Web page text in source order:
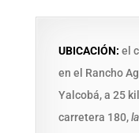
UBICACIÓN: el
en el Rancho
Yalcobá, a 25
carretera 180,